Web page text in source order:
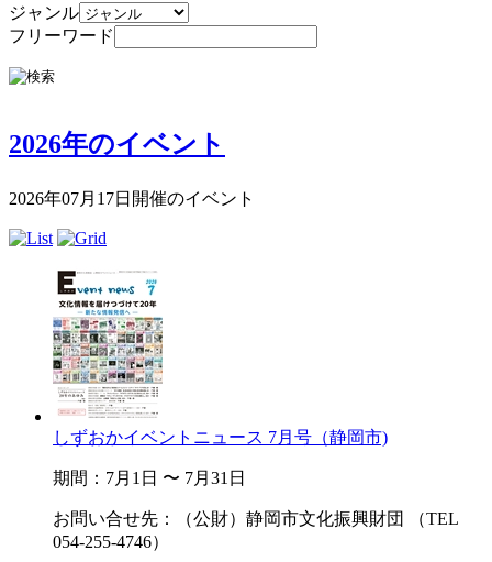
ジャンル
フリーワード
2026年のイベント
2026年07月17日開催のイベント
しずおかイベントニュース 7月号（静岡市)
期間：7月1日 〜 7月31日
お問い合せ先：（公財）静岡市文化振興財団 （TEL
054-255-4746）